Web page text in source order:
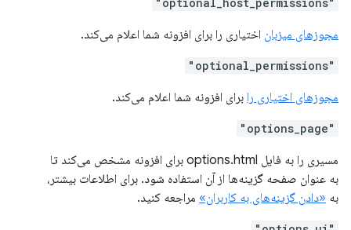
مجوزهای میزبان اختیاری را برای افزونه شما اعلام می‌کند.
"optional_permissions"
مجوزهای اختیاری را برای افزونه شما اعلام می‌کند.
"options_page"
مسیری را به فایل options.html برای افزونه مشخص می‌کند تا
به عنوان صفحه گزینه‌ها از آن استفاده شود. برای اطلاعات بیشتر،
به «دادن گزینه‌های به کاربران» مراجعه کنید.